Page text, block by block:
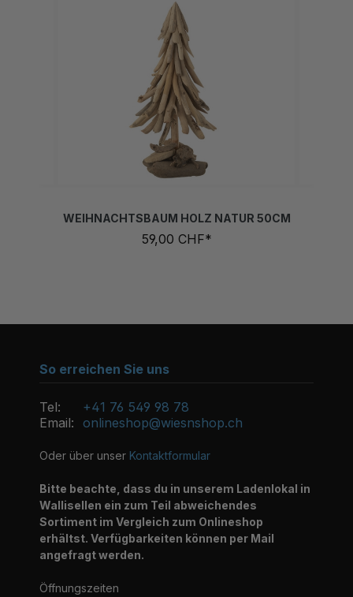
59,00 CHF*
So erreichen Sie uns
Tel:
+41 76 549 98 78
Email: onlineshop@wiesnshop.ch
Oder über unser Kontaktformular
Bitte beachte, dass du in unserem Ladenlokal in
Wallisellen ein zum Teil abweichendes
Sortiment im Vergleich zum Onlineshop
erhältst. Verfügbarkeiten können per Mail
angefragt werden.
Öffnungszeiten